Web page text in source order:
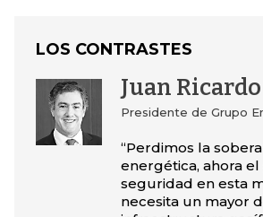
LOS CONTRASTES
Juan
Presidente de Grupo
“Perdimos la
energética, ahora
seguridad en esta
necesita un mayor